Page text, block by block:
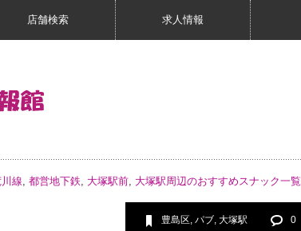
店舗検索 求人情報
線, 都営地下鉄, 大塚駅前, 大塚駅周辺のおすすめスナック一覧
豊島区, パブ, 大塚駅 0